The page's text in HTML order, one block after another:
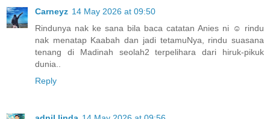
Carneyz 14 May 2026 at 09:50
Rindunya nak ke sana bila baca catatan Anies ni ☺️ rindu
nak menatap Kaabah dan jadi tetamuNya, rindu suasana
tenang di Madinah seolah2 terpelihara dari hiruk-pikuk
dunia..
Reply